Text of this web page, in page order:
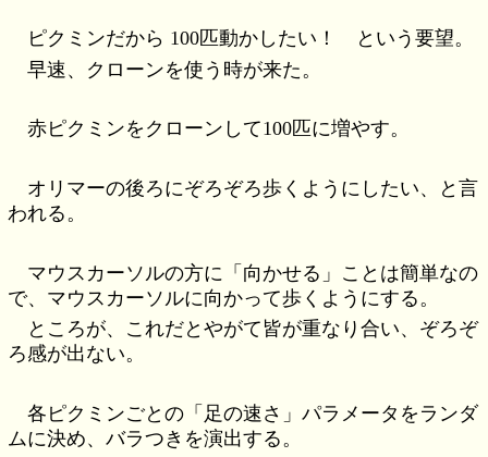
ピクミンだから 100匹動かしたい！ という要望。
早速、クローンを使う時が来た。
赤ピクミンをクローンして100匹に増やす。
オリマーの後ろにぞろぞろ歩くようにしたい、と言
われる。
マウスカーソルの方に「向かせる」ことは簡単なの
で、マウスカーソルに向かって歩くようにする。
ところが、これだとやがて皆が重なり合い、ぞろぞ
ろ感が出ない。
各ピクミンごとの「足の速さ」パラメータをランダ
ムに決め、バラつきを演出する。